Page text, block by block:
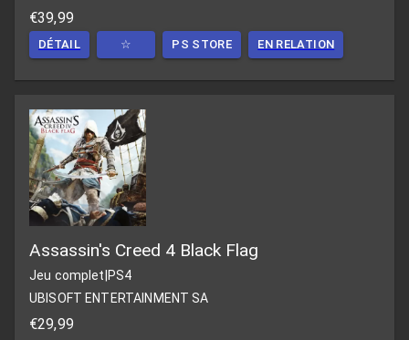
€39,99
DÉTAIL ☆ PS STORE EN RELATION
Assassin's Creed 4 Black Flag
Jeu complet PS4
UBISOFT ENTERTAINMENT SA
€29,99